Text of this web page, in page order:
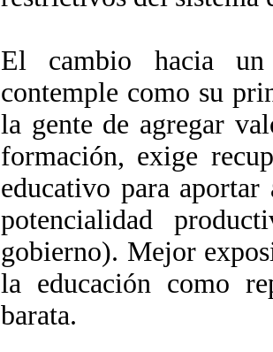
El cambio hacia
contemple como su
la gente de agregar
formación, exige
educativo para
potencialidad
gobierno). Mejor
la educación como
barata.